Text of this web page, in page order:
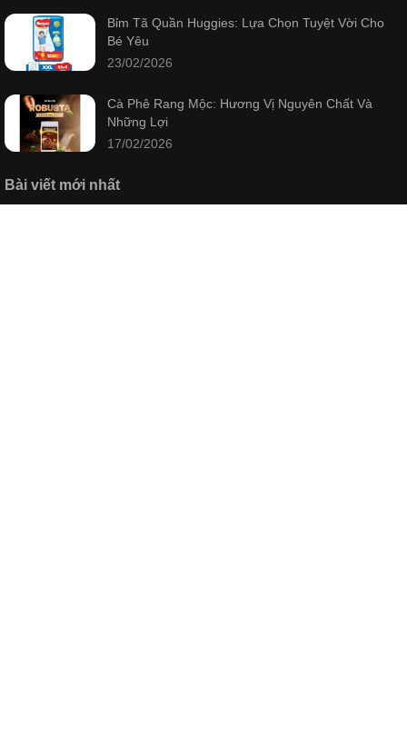
Bỉm Tã Quần Huggies: Lựa Chọn Tuyệt Vời Cho
Bé Yêu
23/02/2026
Cà Phê Rang Mộc: Hương Vị Nguyên Chất Và
Những Lợi
17/02/2026
Bài viết mới nhất